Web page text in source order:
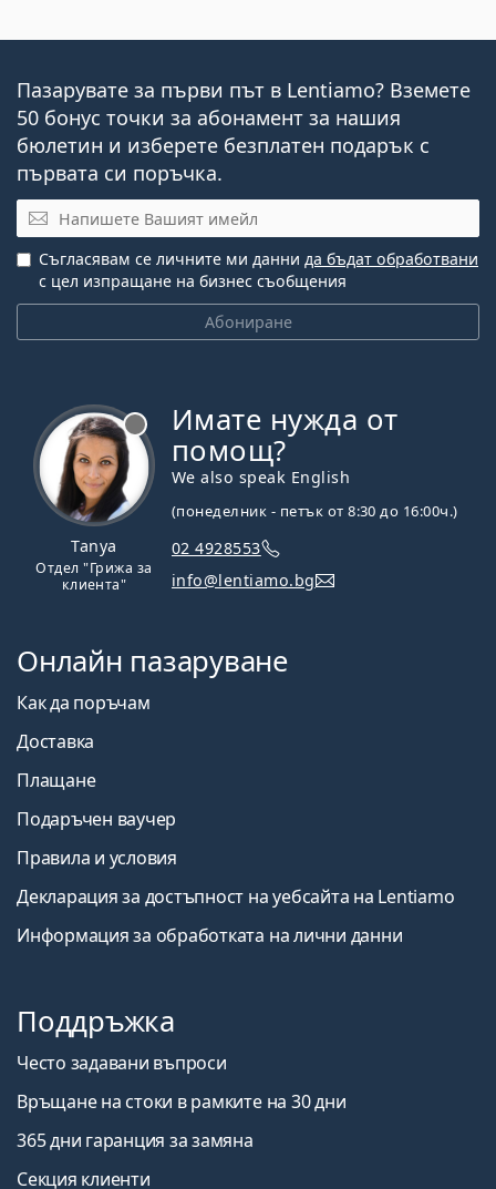
Пазарувате за първи път в Lentiamo? Вземете
50 бонус точки за абонамент за нашия
бюлетин и изберете безплатен подарък с
първата си поръчка.
Имейл
Абониране
Съгласявам се личните ми данни да бъдат обработвани
с цел изпращане на бизнес съобщения
Tanya
Отдел "Грижа за
клиента"
Имате нужда от
помощ?
We also speak English
(понеделник - петък от 8:30 до 16:00ч.)
02 4928553
info@lentiamo.bg
Онлайн пазаруване
Как да поръчам
Доставка
Плащане
Подаръчен ваучер
Правила и условия
Декларация за достъпност на уебсайта на Lentiamo
Информация за обработката на лични данни
Поддръжка
Често задавани въпроси
Връщане на стоки в рамките на 30 дни
365 дни гаранция за замяна
Секция клиенти